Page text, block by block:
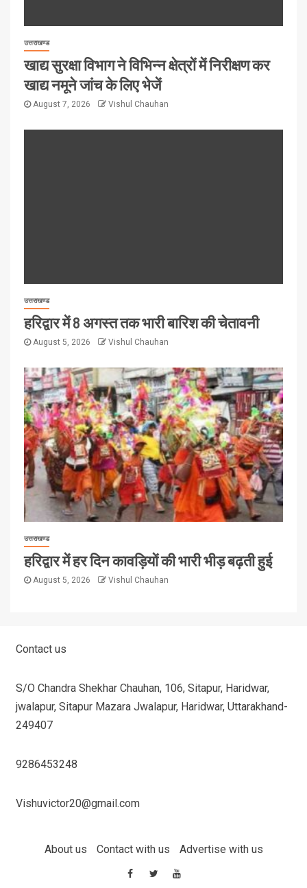
उत्तराखण्ड
खाद्य सुरक्षा विभाग ने विभिन्न क्षेत्रों में निरीक्षण कर
खाद्य नमूने जांच के लिए भेजें
August 7, 2026 Vishul Chauhan
उत्तराखण्ड
हरिद्वार में 8 अगस्त तक भारी बारिश की चेतावनी
August 5, 2026 Vishul Chauhan
उत्तराखण्ड
हरिद्वार में हर दिन कावड़ियों की भारी भीड़ बढ़ती हुई
August 5, 2026 Vishul Chauhan
Contact us
S/O Chandra Shekhar Chauhan, 106, Sitapur, Haridwar,
jwalapur, Sitapur Mazara Jwalapur, Haridwar, Uttarakhand-
249407
9286453248
Vishuvictor20@gmail.com
About us Contact with us Advertise with us